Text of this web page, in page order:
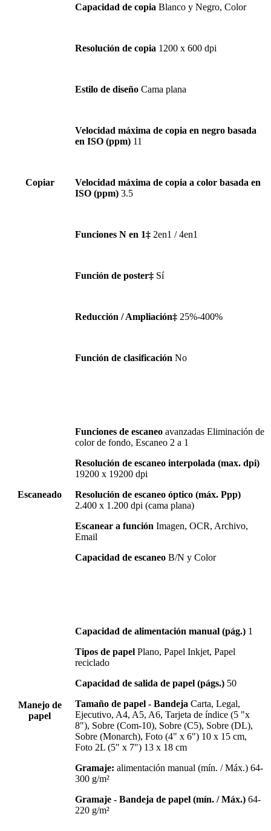
Copiar
Capacidad de copia Blanco y Negro, Color
Resolución de copia 1200 x 600 dpi
Estilo de diseño Cama plana
Velocidad máxima de copia en negro basada
en ISO (ppm) 11
Velocidad máxima de copia a color basada en
ISO (ppm) 3.5
Funciones N en 1‡ 2en1 / 4en1
Función de poster‡ Sí
Reducción / Ampliación‡ 25%-400%
Función de clasificación No
Escaneado
Funciones de escaneo avanzadas Eliminación de
color de fondo, Escaneo 2 a 1
Resolución de escaneo interpolada (max. dpi)
19200 x 19200 dpi
Resolución de escaneo óptico (máx. Ppp)
2.400 x 1.200 dpi (cama plana)
Escanear a función Imagen, OCR, Archivo,
Email
Capacidad de escaneo B/N y Color
Manejo de
papel
Capacidad de alimentación manual (pág.) 1
Tipos de papel Plano, Papel Inkjet, Papel
reciclado
Capacidad de salida de papel (págs.) 50
Tamaño de papel - Bandeja Carta, Legal,
Ejecutivo, A4, A5, A6, Tarjeta de índice (5 "x
8"), Sobre (Com-10), Sobre (C5), Sobre (DL),
Sobre (Monarch), Foto (4" x 6") 10 x 15 cm,
Foto 2L (5" x 7") 13 x 18 cm
Gramaje: alimentación manual (mín. / Máx.) 64-
300 g/m²
Gramaje - Bandeja de papel (mín. / Máx.) 64-
220 g/m²